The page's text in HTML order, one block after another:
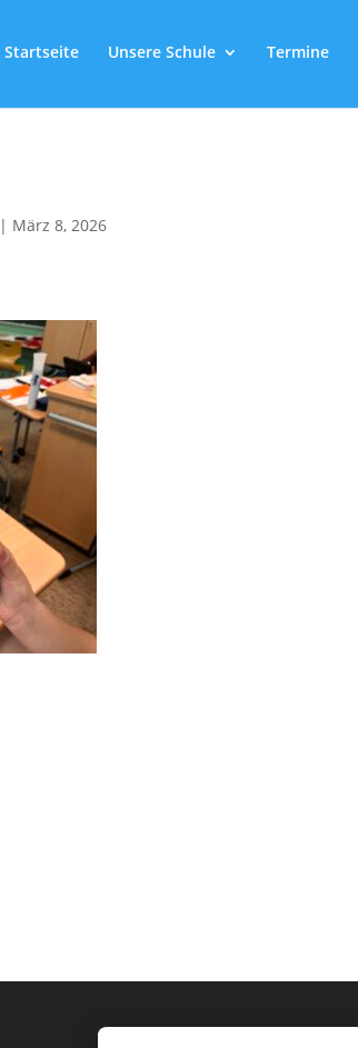
Startseite Unsere Schule Termine
| März 8, 2026